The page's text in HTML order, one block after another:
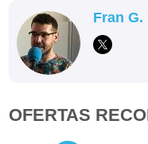
Fran G.
OFERTAS